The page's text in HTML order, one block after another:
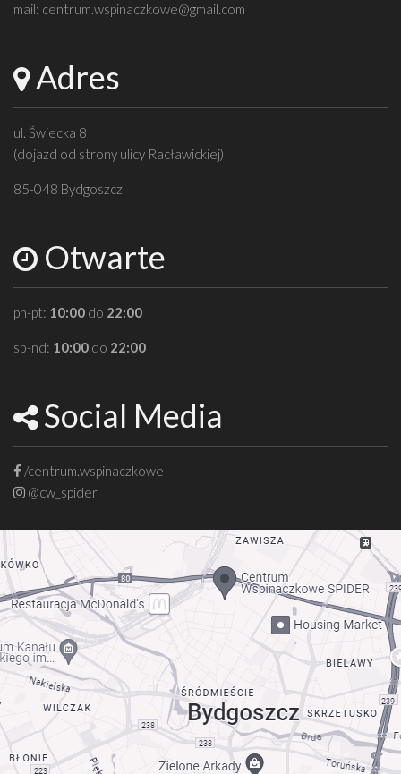
mail: centrum.wspinaczkowe@gmail.com
Adres
ul. Świecka 8
(dojazd od strony ulicy Racławickiej)
85-048 Bydgoszcz
Otwarte
pn-pt: 10:00 do 22:00
sb-nd: 10:00 do 22:00
Social Media
/centrum.wspinaczkowe
@cw_spider